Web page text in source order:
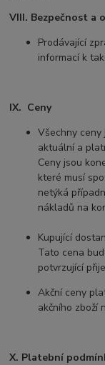
VIII. Bezpečnost a
Prodávající
informací k
IX. Ceny
Všechny
aktuální a
Ceny jsou
které musí
netýká
nákladů na
Kupující
Tato cena
potvrzující
Akční ceny
akčního zboží
X. Platební